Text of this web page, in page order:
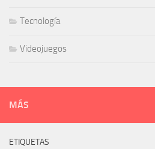
Tecnología
Videojuegos
MÁS
ETIQUETAS